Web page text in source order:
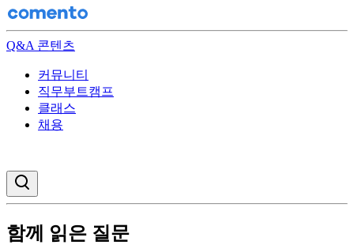
Q&A 콘텐츠
커뮤니티
직무부트캠프
클래스
채용
함께 읽은 질문